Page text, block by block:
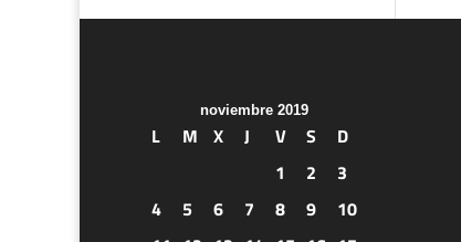
noviembre 2019
L M X J V S
D
1
2
3
4
5 6 7 8 9
10